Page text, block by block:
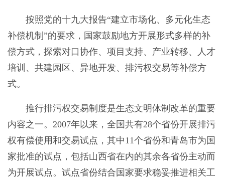
按照党的十九大报告“建立市场化、多元化生态
补偿机制”的要求，国家鼓励地方开展形式多样的补
偿方式，探索对口协作、项目支持、产业转移、人才
培训、共建园区、异地开发、排污权交易等补偿方
式。
推行排污权交易制度是生态文明体制改革的重要
内容之一。2007年以来，全国共有28个省份开展排污
权有偿使用和交易试点，其中11个省份和青岛市为国
家批准的试点，包括山西省在内的其余各省份主动而
为开展试点。试点省份结合国家要求稳妥推进相关工